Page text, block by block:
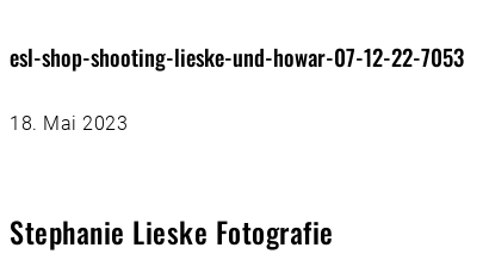
esl-shop-shooting-lieske-und-howar-07-12-22-7053
18. Mai 2023
Stephanie Lieske Fotografie